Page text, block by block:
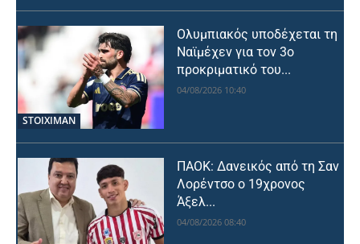
STOIXIMAN
Ολυμπιακός υποδέχεται τη
Ναϊμέχεν για τον 3ο
προκριματικό του...
04/08/2026 10:40
ΠΑΟΚ: Δανεικός από τη Σαν
Λορέντσο ο 19χρονος
Άξελ...
04/08/2026 08:40